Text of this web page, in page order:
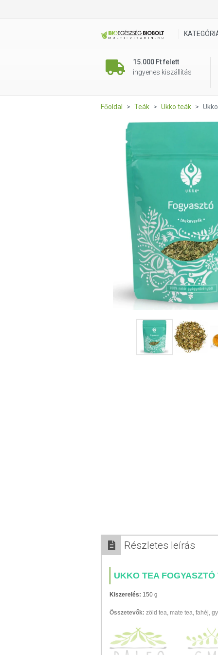
15.000 Ft felett
ingyenes kiszállítás
Főoldal Teák Ukko teák
Részletes leírás
UKKO TEA
Kiszerelés: 150 g
Összetevők: zöld tea, mate tea, fahéj,